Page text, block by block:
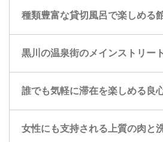
種類豊富な貸切風呂で楽しめる
黒川の温泉街のメインストリー
誰でも気軽に滞在を楽しめる良
女性にも支持される上質の肉と